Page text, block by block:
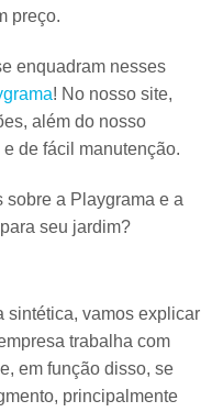
preço.
enquadram nesses
! No nosso site,
além do nosso
de fácil manutenção.
sobre a Playgrama e a
seu jardim?
sintética, vamos explicar
trabalha com
em função disso, se
, principalmente